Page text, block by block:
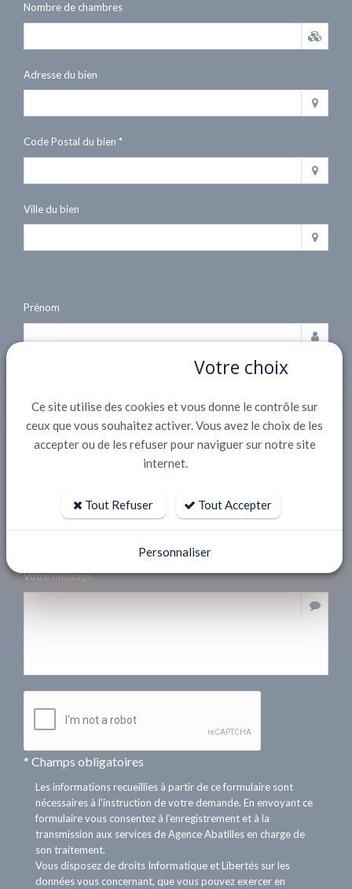
Nombre de chambres
Adresse du bien
Code Postal du bien *
Ville du bien
Prénom
Mobile *
Votre message
* Champs obligatoires
Les informations recueillies à partir de ce formulaire sont
nécessaires à l'instruction de votre demande. En envoyant ce
formulaire vous consentez à l'enregistrement et à la
transmission aux services de Agence Abatilles en charge de
son traitement.
Vous disposez de droits Informatique et Libertés sur les
données vous concernant, que vous pouvez exercer en
Votre choix
Ce site utilise des cookies et vous donne le contrôle sur
ceux que vous souhaitez activer. Vous avez le choix de les
accepter ou de les refuser pour naviguer sur notre site
internet.
Tout Refuser Tout Accepter
Personnaliser